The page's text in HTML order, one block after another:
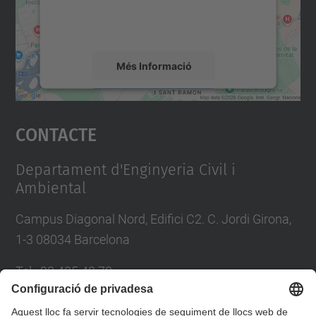
Més Informació
Accepta
powered by
Contacte
Departament d'Enginyeria Civil i
Ambiental
Campus Diagonal Nord, Edifici C2. C. Jordi Girona,
1-3 08034 Barcelona
Tel.:93 405 40 78